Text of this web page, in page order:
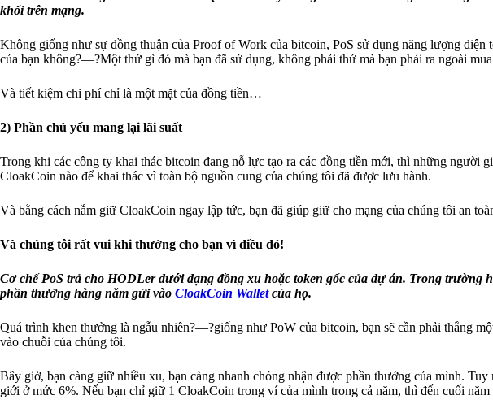
khối trên mạng.
Không giống như sự đồng thuận của Proof of Work của bitcoin, PoS sử dụng năng lượng
của bạn không?—?Một thứ gì đó mà bạn đã sử dụng, không phải thứ mà bạn phải ra ngoài
Và tiết kiệm chi phí chỉ là một mặt của đồng tiền…
2) Phần chủ yếu mang lại lãi suất
Trong khi các công ty khai thác bitcoin đang nỗ lực tạo ra các đồng tiền mới, thì những người
CloakCoin nào để khai thác vì toàn bộ nguồn cung của chúng tôi đã được lưu hành.
Và bằng cách nắm giữ CloakCoin ngay lập tức, bạn đã giúp giữ cho mạng của chúng tôi an
Và chúng tôi rất vui khi thưởng cho bạn vì điều đó!
Cơ chế PoS trả cho HODLer dưới dạng đồng xu hoặc token gốc của dự án. Trong
phần thưởng hàng năm gửi vào CloakCoin Walletcủa họ.
Quá trình khen thưởng là ngẫu nhiên?—?giống như PoW của bitcoin, bạn sẽ cần phải thắng
vào chuỗi của chúng tôi.
Bây giờ, bạn càng giữ nhiều xu, bạn càng nhanh chóng nhận được phần thưởng của mình.
giới ở mức 6%. Nếu bạn chỉ giữ 1 CloakCoin trong ví của mình trong cả năm, thì đến cuối năm